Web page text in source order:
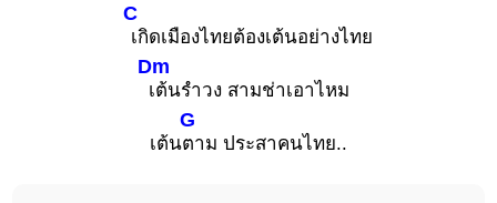
C
เกิดเมืองไทยต้องเต้นอย่างไทย
Dm
เต้นรำวง สามช่าเอาไหม
เต้น
G
ตาม ประสาคนไทย..